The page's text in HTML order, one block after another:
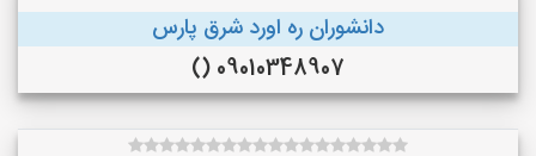
دانشوران ره اورد شرق پارس
09010348907 ()